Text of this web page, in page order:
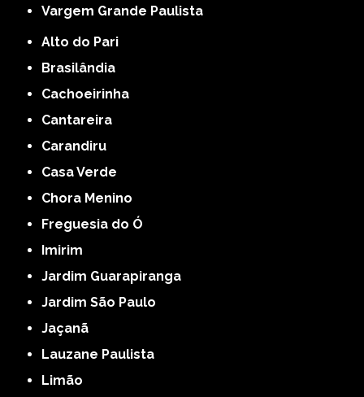
Vargem Grande Paulista
Alto do Pari
Brasilândia
Cachoeirinha
Cantareira
Carandiru
Casa Verde
Chora Menino
Freguesia do Ó
Imirim
Jardim Guarapiranga
Jardim São Paulo
Jaçanã
Lauzane Paulista
Limão